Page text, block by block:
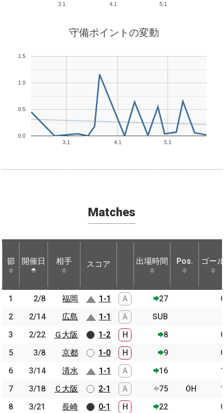
3.1 4.1 5.1
守備ポイントの変動
3.1 4.1 5.1
0.0
0.5
1.0
1.5
Matches
節 開催日 相手 スコア 出場時間 Pos. ゴー
節 開催日 相手 スコア 出場時間 ゴー
1 2/8 福岡 1-1 A 27
2
2/14 広島 1-1 A
SUB
3
2/22 Ｇ大阪 1-2 H 8
5
3/8 京都 1-0 H 9
6
3/14 清水 1-1 A 16
7
3/18 Ｃ大阪 2-1 A 75 OH
8
3/21 長崎 0-1 H 22
節 開催日 相手
1 2/8
福岡
2
2/14
広島
3
2/22
Ｇ大阪
5
3/8
京都
6
3/14
清水
7
3/18
Ｃ大阪
8
3/21 長崎